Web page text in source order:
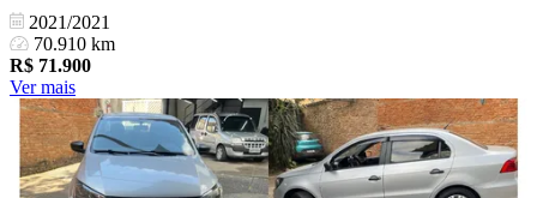
2021/2021
70.910 km
R$ 71.900
Ver mais